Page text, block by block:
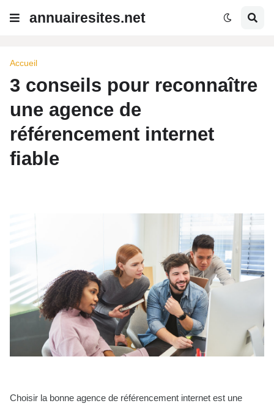
annuairesites.net
Accueil
3 conseils pour reconnaître
une agence de
référencement internet
fiable
Choisir la bonne agence de référencement internet est une